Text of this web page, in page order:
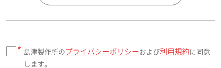
郵便番号（勤務先）
島津製作所の プライバシーポリシー および利用規約 に同意
します。